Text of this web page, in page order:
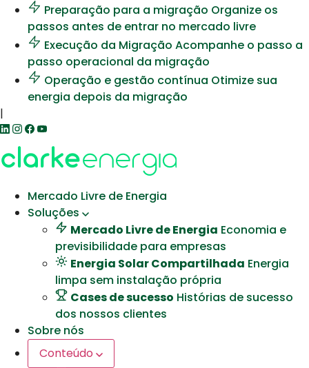
Preparação para a migração Organize os
passos antes de entrar no mercado livre
Execução da Migração Acompanhe o passo a
passo operacional da migração
Operação e gestão contínua Otimize sua
energia depois da migração
|
Mercado Livre de Energia
Soluções
Mercado Livre de Energia Economia e
previsibilidade para empresas
Energia Solar Compartilhada Energia
limpa sem instalação própria
Cases de sucesso Histórias de sucesso
dos nossos clientes
Sobre nós
Conteúdo